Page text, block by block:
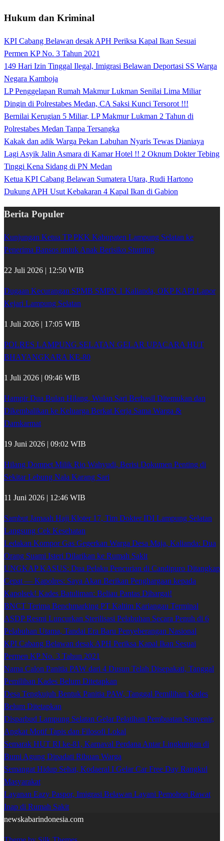
Hukum dan Kriminal
KPI Cabang Belawan desak APH Periksa Kapal Ikan Sesuai
Permen KP No. 3 Tahun 2021
149 Hari Izin Tinggal Ilegal, Imigrasi Belawan Deportasi SS Warga
Negara Kamboja
LP Penggelapan Rumah Makmur Lukman Senilai Lima Miliar
Dingin di Polrestabes Medan, CA Saksi Kunci Tersorot !!!
Bernilai Kerugian 5 Miliar, LP Makmur Lukman 2 Tahun di
Polrestabes Medan Tanpa Tersangka
Kakak dan adik Warga Pekan Labuhan Nyaris Tewas Dianiaya
Lagi Asyik Jalin Asmara di Kamar Hotel !! 2 Oknum Dokter Tebing
Tinggi Kena Sidang di PN Medan
Ketua KPI Cabang Belawan Sumatera Utara, Rudi Hartono
Dukung APH Usut Kebakaran 4 Kapal Ikan di Gabion
Berita Populer
Kunjungan Ketua TP PKK Kabupaten Lampung Selatan ke
Penerima Bansos untuk Anak Berisiko Stunting
22 Juli 2026 | 12:50 WIB
Dugaan Kecurangan SPMB SMPN 1 Kalianda, OKP KAPI Lapor
Kejari Lampung Selatan
1 Juli 2026 | 17:05 WIB
POLRES LAMPUNG SELATAN GELAR UPACARA HUT
BHAYANGKARA KE-80
1 Juli 2026 | 09:46 WIB
Hampir Dua Bulan Hilang, Wulan Sari Berhasil Ditemukan dan
Dikembalikan ke Keluarga Berkat Kerja Sama Warga &
Damkarmat
19 Juni 2026 | 09:02 WIB
Hilang Dompet Milik Rio Wahyudi, Berisi Dokumen Penting di
Sekitar Lebung Nala Karang Sari
11 Juni 2026 | 12:46 WIB
Sambut Jamaah Haji Kloter 17, Tim Dokter IDI Lampung Selatan
Langsung Cek Kesehatan
Ledakan Kompor Gas Gegerkan Warga Desa Maja, Kalianda: Dua
Orang Suami Isteri Dilarikan ke Rumah Sakit
UNGKAP KASUS: Dua Pelaku Pencurian di Candipuro Ditangkap
Cepat — Kapolres: Saya Akan Berikan Penghargaan kepada
Kapolsek! Kades Batuliman: Beliau Pantas Dihargai!
BNCT Terima Benchmarking PT Kaltim Kariangau Terminal
ASDP Resmi Luncurkan Sterilisasi Pelabuhan Secara Penuh di 6
Pelabuhan Utama, Tandai Era Baru Penyeberangan Nasional
KPI Cabang Belawan desak APH Periksa Kapal Ikan Sesuai
Permen KP No. 3 Tahun 2021
Nama Calon Panitia PAW dari 4 Dusun Telah Disepakati, Tanggal
Pemilihan Kades Belum Ditetapkan
Desa Tengkujuh Bentuk Panitia PAW, Tanggal Pemilihan Kades
Belum Ditetapkan
Disparbud Lampung Selatan Gelar Pelatihan Pembuatan Souvenir,
Angkat Motif Tapis dan Filosofi Lokal
Semarak HUT RI ke-81, Karnaval Perdana Antar Lingkungan di
Bumi Agung Dipadati Ribuan Warga
Semangat Hidup Sehat, Kodaeral I Gelar Car Free Day Rangkul
Masyarakat
Layanan Eazy Paspor, Imigrasi Belawan Layani Pemohon Rawat
Inap di Rumah Sakit
newskabarindonesia.com